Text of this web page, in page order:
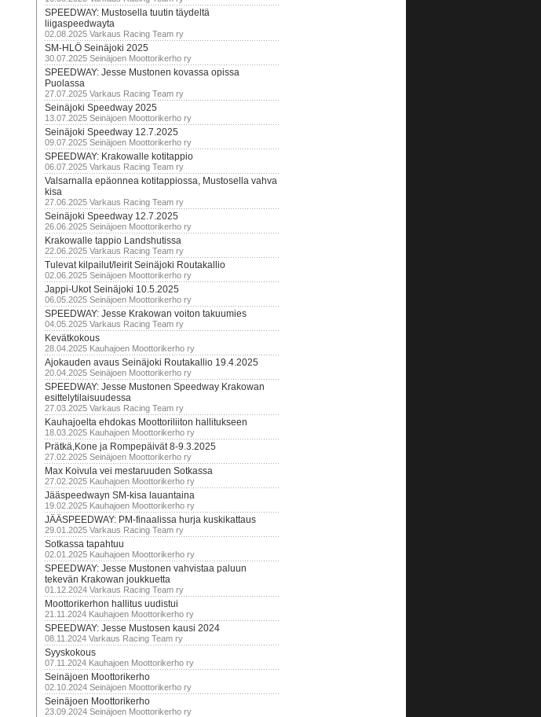
SPEEDWAY: Mustosella tuutin täydeltä
liigaspeedwayta
02.08.2025 Varkaus Racing Team ry
SM-HLÖ Seinäjoki 2025
30.07.2025 Seinäjoen Moottorikerho ry
SPEEDWAY: Jesse Mustonen kovassa opissa
Puolassa
27.07.2025 Varkaus Racing Team ry
Seinäjoki Speedway 2025
13.07.2025 Seinäjoen Moottorikerho ry
Seinäjoki Speedway 12.7.2025
09.07.2025 Seinäjoen Moottorikerho ry
SPEEDWAY: Krakowalle kotitappio
06.07.2025 Varkaus Racing Team ry
Valsarnalla epäonnea kotitappiossa, Mustosella vahva
kisa
27.06.2025 Varkaus Racing Team ry
Seinäjoki Speedway 12.7.2025
26.06.2025 Seinäjoen Moottorikerho ry
Krakowalle tappio Landshutissa
22.06.2025 Varkaus Racing Team ry
Tulevat kilpailut/leirit Seinäjoki Routakallio
02.06.2025 Seinäjoen Moottorikerho ry
Jappi-Ukot Seinäjoki 10.5.2025
06.05.2025 Seinäjoen Moottorikerho ry
SPEEDWAY: Jesse Krakowan voiton takuumies
04.05.2025 Varkaus Racing Team ry
Kevätkokous
28.04.2025 Kauhajoen Moottorikerho ry
Ajokauden avaus Seinäjoki Routakallio 19.4.2025
20.04.2025 Seinäjoen Moottorikerho ry
SPEEDWAY: Jesse Mustonen Speedway Krakowan
esittelytilaisuudessa
27.03.2025 Varkaus Racing Team ry
Kauhajoelta ehdokas Moottoriliiton hallitukseen
18.03.2025 Kauhajoen Moottorikerho ry
Prätkä,Kone ja Rompepäivät 8-9.3.2025
27.02.2025 Seinäjoen Moottorikerho ry
Max Koivula vei mestaruuden Sotkassa
27.02.2025 Kauhajoen Moottorikerho ry
Jääspeedwayn SM-kisa lauantaina
19.02.2025 Kauhajoen Moottorikerho ry
JÄÄSPEEDWAY: PM-finaalissa hurja kuskikattaus
29.01.2025 Varkaus Racing Team ry
Sotkassa tapahtuu
02.01.2025 Kauhajoen Moottorikerho ry
SPEEDWAY: Jesse Mustonen vahvistaa paluun
tekevän Krakowan joukkuetta
01.12.2024 Varkaus Racing Team ry
Moottorikerhon hallitus uudistui
21.11.2024 Kauhajoen Moottorikerho ry
SPEEDWAY: Jesse Mustosen kausi 2024
08.11.2024 Varkaus Racing Team ry
Syyskokous
07.11.2024 Kauhajoen Moottorikerho ry
Seinäjoen Moottorikerho
02.10.2024 Seinäjoen Moottorikerho ry
Seinäjoen Moottorikerho
23.09.2024 Seinäjoen Moottorikerho ry